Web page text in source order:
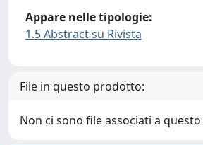
Appare nelle tipologie:
1.5 Abstract su Rivista
File in questo prodotto:
Non ci sono file associati a